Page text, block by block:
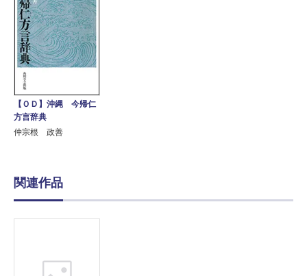
【ＯＤ】沖縄 今帰仁
方言辞典
仲宗根 政善
関連作品